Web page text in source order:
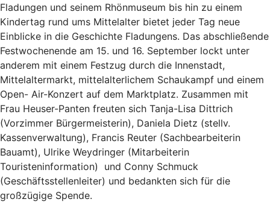
Fladungen und seinem Rhönmuseum bis hin zu einem
Kindertag rund ums Mittelalter bietet jeder Tag neue
Einblicke in die Geschichte Fladungens. Das abschließende
Festwochenende am 15. und 16. September lockt unter
anderem mit einem Festzug durch die Innenstadt,
Mittelaltermarkt, mittelalterlichem Schaukampf und einem
Open- Air-Konzert auf dem Marktplatz. Zusammen mit
Frau Heuser-Panten freuten sich Tanja-Lisa Dittrich
(Vorzimmer Bürgermeisterin), Daniela Dietz (stellv.
Kassenverwaltung), Francis Reuter (Sachbearbeiterin
Bauamt), Ulrike Weydringer (Mitarbeiterin
Touristeninformation) und Conny Schmuck
(Geschäftsstellenleiter) und bedankten sich für die
großzügige Spende.